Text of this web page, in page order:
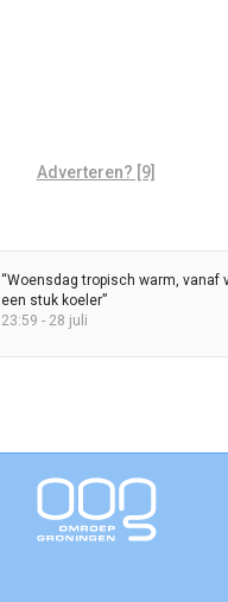
Adverteren? [9]
“Woensdag tropisch warm, vanaf
een stuk koeler”
23:59 - 28 juli